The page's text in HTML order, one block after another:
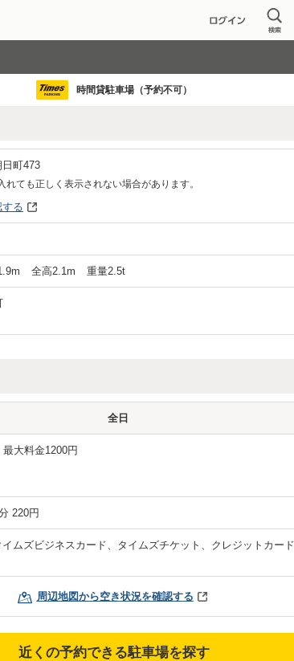
時間貸駐車場（予約不可）
町473
ても正しく表示されない場合があります。
る
m 全高2.1m 重量2.5t
全日
大料金1200円
220円
ムズビジネスカード、タイムズチケット、クレジットカード
周辺地図から空き状況を確認する
近くの予約できる駐車場を探す